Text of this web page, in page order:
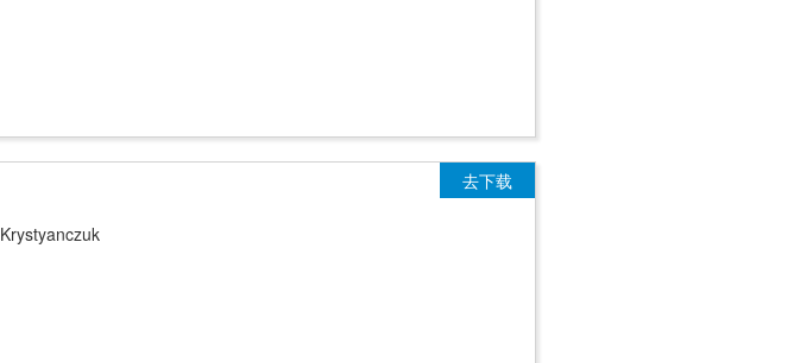
去下载